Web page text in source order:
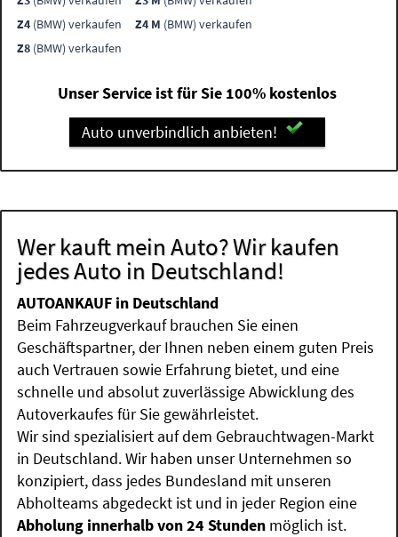
Z4 (BMW) verkaufen Z4 M (BMW) verkaufen
Z8 (BMW) verkaufen
Unser Service ist für Sie 100% kostenlos
Auto unverbindlich anbieten!
Wer kauft mein Auto? Wir kaufen
jedes Auto in Deutschland!
AUTOANKAUF in Deutschland
Beim Fahrzeugverkauf brauchen Sie einen
Geschäftspartner, der Ihnen neben einem guten Preis
auch Vertrauen sowie Erfahrung bietet, und eine
schnelle und absolut zuverlässige Abwicklung des
Autoverkaufes für Sie gewährleistet.
Wir sind spezialisiert auf dem Gebrauchtwagen-Markt
in Deutschland. Wir haben unser Unternehmen so
konzipiert, dass jedes Bundesland mit unseren
Abholteams abgedeckt ist und in jeder Region eine
Abholung innerhalb von 24 Stunden möglich ist.